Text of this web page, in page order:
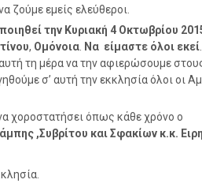
ζούμε εμείς ελεύθεροι.
την Κυριακή 4 Οκτωβρίου
, Ομόνοια. Να είμαστε όλοι εκεί
αυτή τη μέρα να την αφιερώσουμε
σ’ αυτή την εκκλησία όλοι οι
χοροστατήσει όπως κάθε χρόνο ο
,Συβρίτου και Σφακίων κ.κ.